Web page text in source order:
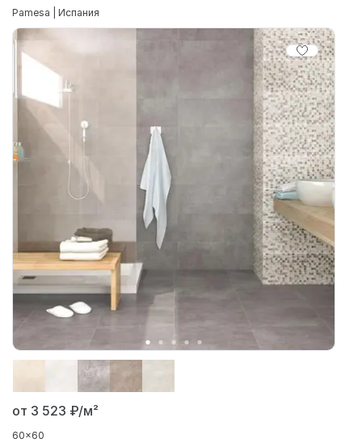
Pamesa | Испания
от 3 523 ₽/м²
60x60